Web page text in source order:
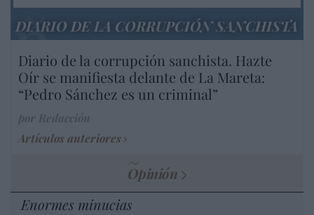
DIARIO DE LA CORRUPCIÓN SANCHISTA
Diario de la corrupción sanchista. Hazte
Oír se manifiesta delante de La Mareta:
“Pedro Sánchez es un criminal”
Artículos anteriores
Opinión
Enormes minucias